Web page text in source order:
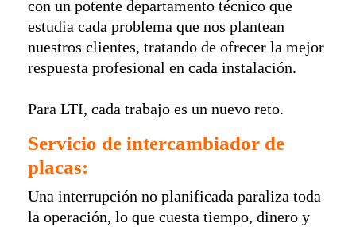
con un potente departamento técnico que
estudia cada problema que nos plantean
nuestros clientes, tratando de ofrecer la mejor
respuesta profesional en cada instalación.
Para LTI, cada trabajo es un nuevo reto.
Servicio de intercambiador de
placas:
Una interrupción no planificada paraliza toda
la operación, lo que cuesta tiempo, dinero y